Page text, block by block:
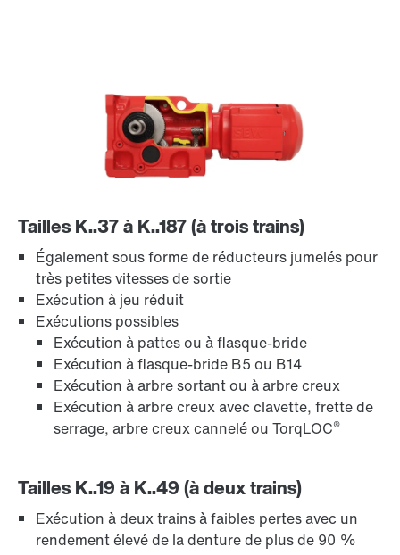
Tailles K..37 à K..187 (à trois trains)
Également sous forme de réducteurs jumelés pour
très petites vitesses de sortie
Exécution à jeu réduit
Exécutions possibles
Exécution à pattes ou à flasque-bride
Exécution à flasque-bride B5 ou B14
Exécution à arbre sortant ou à arbre creux
Exécution à arbre creux avec clavette, frette de
serrage, arbre creux cannelé ou TorqLOC®
Tailles K..19 à K..49 (à deux trains)
Exécution à deux trains à faibles pertes avec un
rendement élevé de la denture de plus de 90 %